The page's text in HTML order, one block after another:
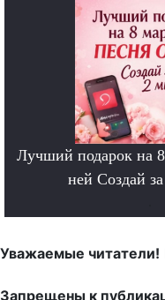
Лучший подарок на
ней Создай
Уважаемые читатели!
Запрещены к